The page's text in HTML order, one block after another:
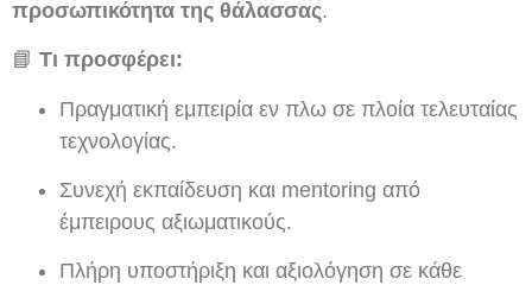
προσωπικότητα της θάλασσας.
📘 Τι προσφέρει:
Πραγματική εμπειρία εν πλω σε πλοία τελευταίας
τεχνολογίας.
Συνεχή εκπαίδευση και mentoring από
έμπειρους αξιωματικούς.
Πλήρη υποστήριξη και αξιολόγηση σε κάθε